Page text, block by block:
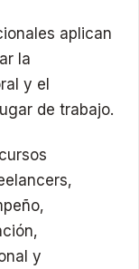
aplican
la
y el
de trabajo.
y